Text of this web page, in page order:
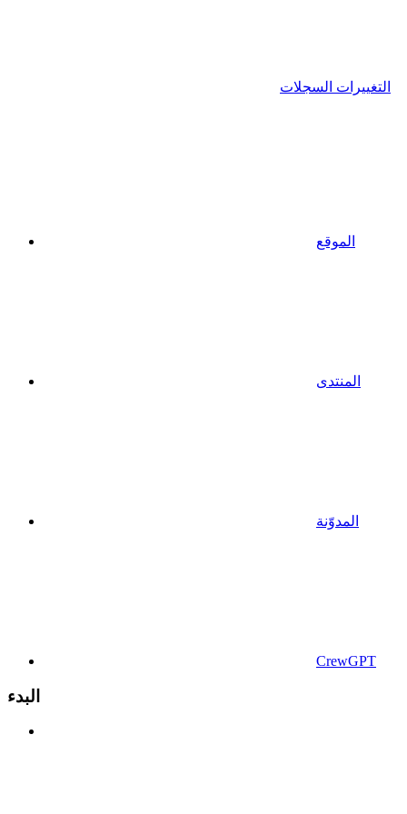
التغييرات السجلات
الموقع
المنتدى
المدوّنة
CrewGPT
البدء